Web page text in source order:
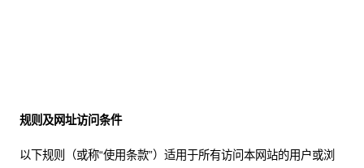
规则及网址访问条件
以下规则（或称“使用条款”）适用于所有访问本网站的用户或浏